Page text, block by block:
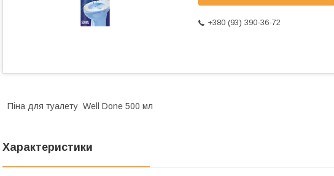
+380 (93) 390-36-72
Піна для туалету Well Done 500 мл
Характеристики